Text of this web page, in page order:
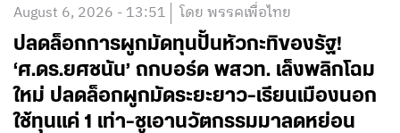
August 6, 2026 - 13:51 โดย พรรคเพื่อไทย
ปลดล็อกการผูกมัดทุนปั้นหัวกะทิของรัฐ!
‘ศ.ดร.ยศชนัน’ ถกบอร์ด พสวท. เล็งพลิกโฉม
ใหม่ ปลดล็อกผูกมัดระยะยาว-เรียนเมืองนอก
ใช้ทุนแค่ 1 เท่า-ชูเอานวัตกรรมมาลดหย่อน